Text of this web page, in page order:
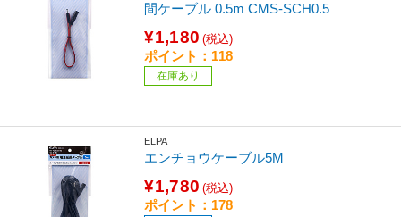
間ケーブル 0.5m CMS-SCH0.5
¥1,180 (税込)
ポイント：118
在庫あり
ELPA
エンチョウケーブル5M
¥1,780 (税込)
ポイント：178